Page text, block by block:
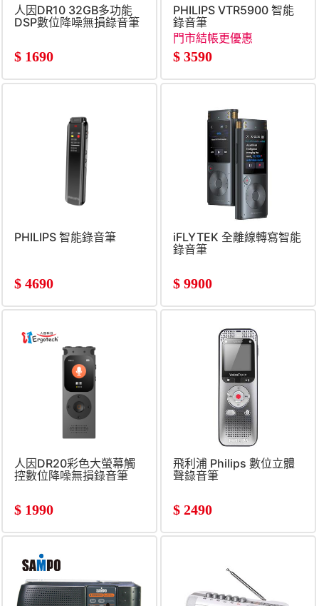
人因DR10 32GB多功能
DSP數位降噪無損錄音筆
$ 1690
PHILIPS VTR5900 智能
錄音筆
門市結帳更優惠
$ 3590
PHILIPS 智能錄音筆
$ 4690
iFLYTEK 全離線轉寫智能
錄音筆
$ 9900
人因DR20彩色大螢幕觸
控數位降噪無損錄音筆
$ 1990
飛利浦 Philips 數位立體
聲錄音筆
$ 2490